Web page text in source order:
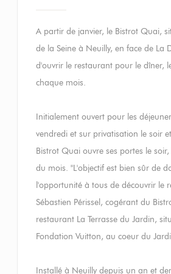
A partir de janvier, le Bistrot Quai,
de la Seine à Neuilly, en face de La
d'ouvrir le restaurant pour le dîner,
chaque mois.
Initialement ouvert pour les
vendredi et sur privatisation le soir
Bistrot Quai ouvre ses portes le
du mois. "L'objectif est bien sûr de
l'opportunité à tous de découvrir le
Sébastien Périssel, cogérant du
restaurant La Terrasse du Jardin,
Fondation Vuitton, au coeur du
Installé à Neuilly depuis un an et